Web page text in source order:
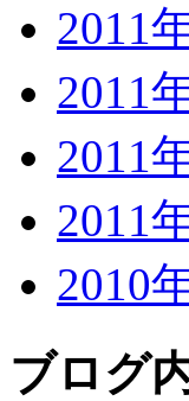
2011
2011
2011
2011
2010
ブログ